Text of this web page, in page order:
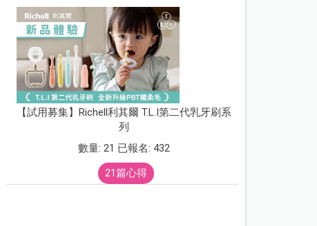
【試用募集】Richell利其爾 T.L.I第二代乳牙刷系
列
數量: 21 已報名: 432
21篇心得